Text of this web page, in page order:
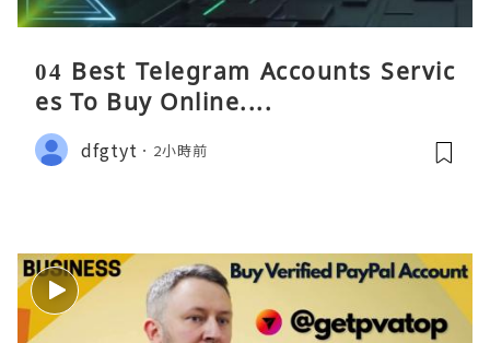
04 Best Telegram Accounts Servic
es To Buy Online....
dfgtyt 2小時前